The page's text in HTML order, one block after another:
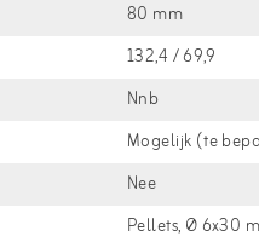
80 mm
132,4 / 69,9
Nnb
Mogelijk (te
Nee
Pellets, Ø 6x30